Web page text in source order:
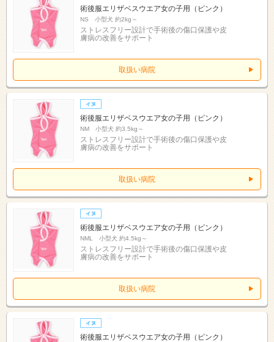
術後服エリザベスウエア女の子用（ピンク）
NS 小型犬 約2kg～
ストレスフリー設計で手術後の傷口保護や皮
膚病の改善をサポート
取扱い病院
術後服エリザベスウエア女の子用（ピンク）
NM 小型犬 約3.5kg～
ストレスフリー設計で手術後の傷口保護や皮
膚病の改善をサポート
取扱い病院
術後服エリザベスウエア女の子用（ピンク）
NML 小型犬 約4.5kg～
ストレスフリー設計で手術後の傷口保護や皮
膚病の改善をサポート
取扱い病院
術後服エリザベスウエア女の子用（ピンク）